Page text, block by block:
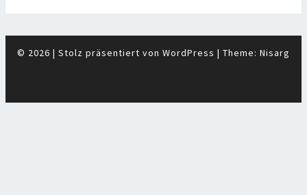
© 2026 | Stolz präsentiert von WordPress | Theme: Nisarg